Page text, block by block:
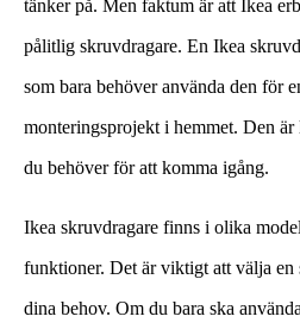
tänker på. Men faktum är att Ikea
pålitlig skruvdragare. En Ikea
som bara behöver använda den för
monteringsprojekt i hemmet. Den
du behöver för att komma igång.
Ikea skruvdragare finns i olika
funktioner. Det är viktigt att välja en
dina behov. Om du bara ska